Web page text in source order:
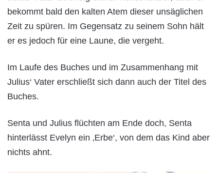
bekommt bald den kalten Atem dieser unsäglichen
Zeit zu spüren. Im Gegensatz zu seinem Sohn hält
er es jedoch für eine Laune, die vergeht.
Im Laufe des Buches und im Zusammenhang mit
Julius‘ Vater erschließt sich dann auch der Titel des
Buches.
Senta und Julius flüchten am Ende doch, Senta
hinterlässt Evelyn ein ‚Erbe‘, von dem das Kind aber
nichts ahnt.